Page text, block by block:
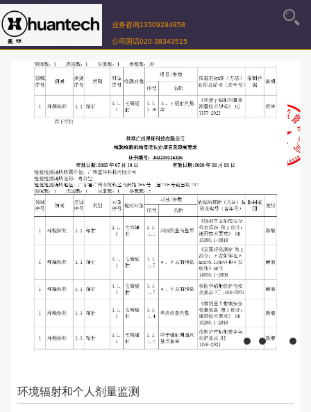
业务咨询13509294858
公司固话020-38343515
环境辐射和个人剂量监测